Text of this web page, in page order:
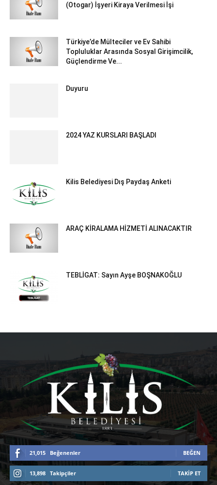
(Otogar) İşyeri Kiraya Verilmesi İşi
Türkiye’de Mülteciler ve Ev Sahibi
Topluluklar Arasında Sosyal Girişimcilik,
Güçlendirme Ve...
Duyuru
2024 YAZ KURSLARI BAŞLADI
Kilis Belediyesi Dış Paydaş Anketi
ARAÇ KİRALAMA HİZMETİ ALINACAKTIR
TEBLİGAT: Sayın Ayşe BOŞNAKOĞLU
21,015 Beğenenler BEĞEN
13,898 Takipçiler TAKIP ET